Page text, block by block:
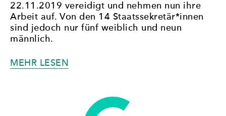
22.11.2019 vereidigt und nehmen nun ihre
Arbeit auf. Von den 14 Staatssekretär*innen
sind jedoch nur fünf weiblich und neun
männlich.
MEHR LESEN
JETZT